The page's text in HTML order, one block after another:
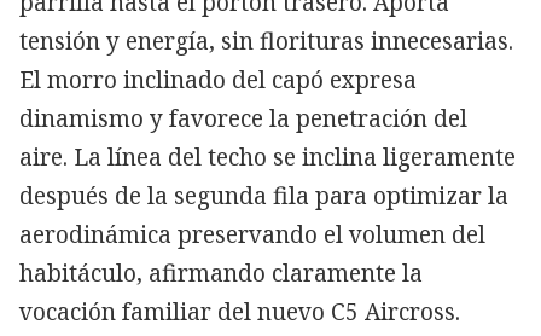
tensión y energía, sin florituras innecesarias.
El morro inclinado del capó expresa
dinamismo y favorece la penetración del
aire. La línea del techo se inclina ligeramente
después de la segunda fila para optimizar la
aerodinámica preservando el volumen del
habitáculo, afirmando claramente la
vocación familiar del nuevo C5 Aircross.